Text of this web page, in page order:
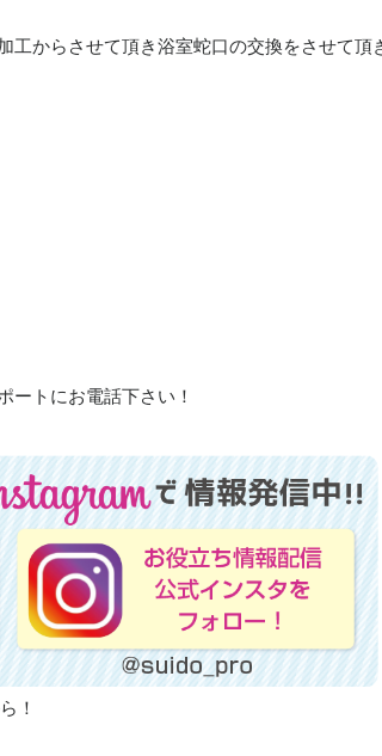
工からさせて頂き浴室蛇口の交換をさせて頂
ートにお電話下さい！
！